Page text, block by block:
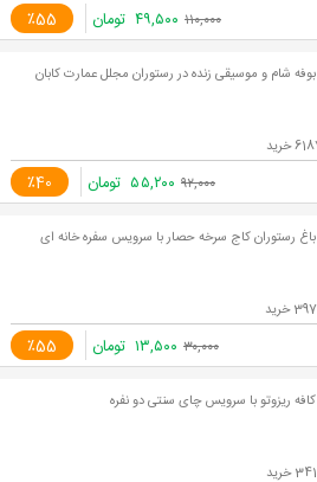
٪55 ۱۱۰,۰۰۰ ۴۹,۵۰۰ تومان
بوفه شام و موسیقی زنده در رستوران مجلل عمارت کابان
٪40 ۹۲,۰۰۰ ۵۵,۲۰۰ تومان
باغ رستوران کاج سرخه حصار با سرویس سفره خانه ای
٪55 ۳۰,۰۰۰ ۱۳,۵۰۰ تومان
کافه ریزوتو با سرویس چای سنتی دو نفره